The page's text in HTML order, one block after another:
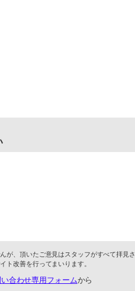
が、頂いたご意見はスタッフがすべて拝見
ト改善を行ってまいります。
合わせ専用フォームから